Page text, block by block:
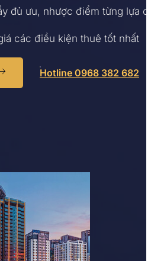
đủ ưu, nhược điểm từng lựa
các điều kiện thuê tốt nhất
Hotline 0968 382 682